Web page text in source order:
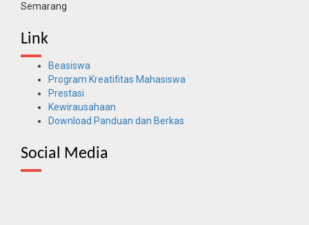
Semarang
Link
Beasiswa
Program Kreatifitas Mahasiswa
Prestasi
Kewirausahaan
Download Panduan dan Berkas
Social Media